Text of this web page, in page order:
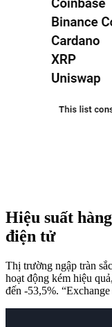
Hiệu suất
điện tử
Thị trường ngập tràn
hoạt động kém hiệu
đến -53,5%.